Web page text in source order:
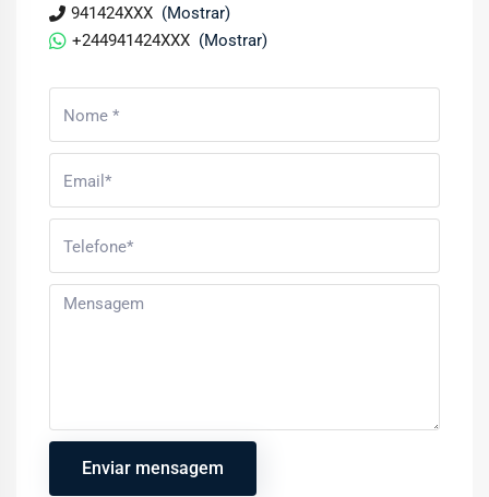
941424XXX (Mostrar)
+244941424XXX (Mostrar)
Enviar mensagem